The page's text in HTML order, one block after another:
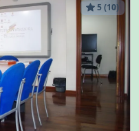
5 (10)